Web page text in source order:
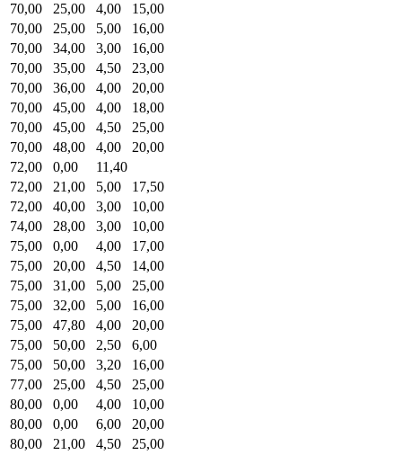
70,00
25,00 4,00
15,00
70,00
25,00 5,00
16,00
70,00
34,00 3,00
16,00
70,00
35,00 4,50
23,00
70,00
36,00 4,00
20,00
70,00
45,00 4,00
18,00
70,00
45,00 4,50
25,00
70,00
48,00 4,00
20,00
72,00
0,00
11,40
72,00
21,00 5,00
17,50
72,00
40,00 3,00
10,00
74,00
28,00 3,00
10,00
75,00
0,00 4,00
17,00
75,00
20,00 4,50
14,00
75,00
31,00 5,00
25,00
75,00
32,00 5,00
16,00
75,00
47,80 4,00
20,00
75,00
50,00 2,50
6,00
75,00
50,00 3,20
16,00
77,00
25,00 4,50
25,00
80,00
0,00 4,00
10,00
80,00
0,00 6,00
20,00
80,00
21,00 4,50
25,00